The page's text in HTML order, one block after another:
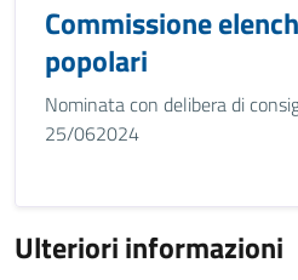
Commissione
popolari
Nominata con delibera di
25/062024
Ulteriori informazioni